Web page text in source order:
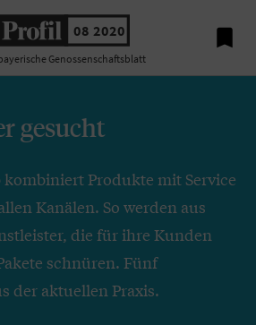
08 2020
Genossenschaftsblatt

gesucht
Produkte mit Service
Kanälen. So werden aus
die für ihre Kunden
schnüren. Fünf
der aktuellen Praxis.